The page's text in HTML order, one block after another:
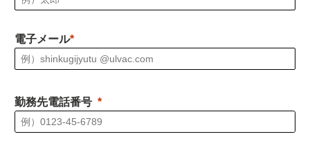
電子メール
勤務先電話番号